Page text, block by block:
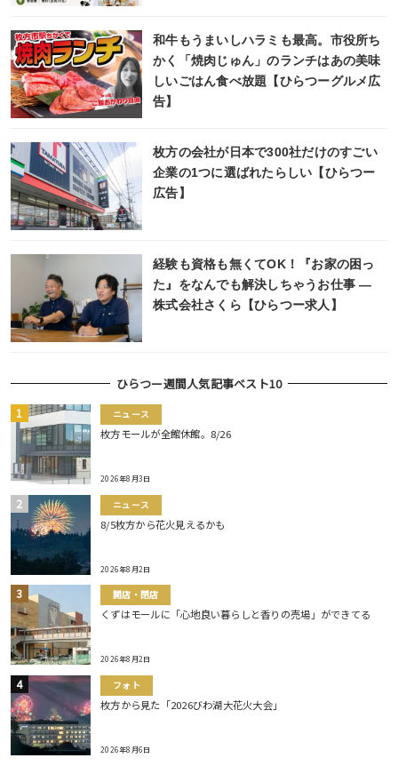
和牛もうまいしハラミも最高。市役所ち
かく「焼肉じゅん」のランチはあの美味
しいごはん食べ放題【ひらつーグルメ広
告】
枚方の会社が日本で300社だけのすごい
企業の1つに選ばれたらしい【ひらつー
広告】
経験も資格も無くてOK！『お家の困っ
た』をなんでも解決しちゃうお仕事 ―
株式会社さくら【ひらつー求人】
ひらつー週間人気記事ベスト10
ニュース
枚方モールが全館休館。8/26
2026年8月3日
ニュース
8/5枚方から花火見えるかも
2026年8月2日
開店・閉店
くずはモールに「心地良い暮らしと香りの売場」ができてる
2026年8月2日
フォト
枚方から見た「2026びわ湖大花火大会」
2026年8月6日